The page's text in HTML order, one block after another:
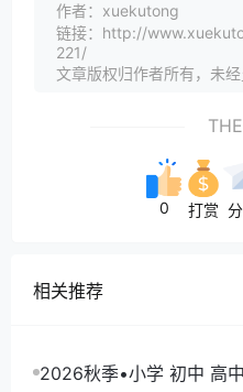
作者：xuekutong
链接：http://
221/
文章版权归作者所有，未经
0 打赏
相关推荐
2026秋季•小学 初中 高